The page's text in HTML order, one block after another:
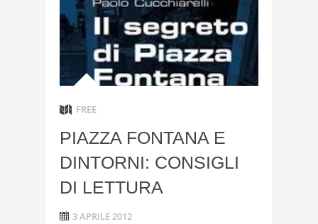
FREE
PIAZZA FONTANA E
DINTORNI: CONSIGLI
DI LETTURA
3 APRILE 2012